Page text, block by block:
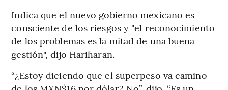
Indica que el nuevo gobierno mexicano es
consciente de los riesgos y "el reconocimiento
de los problemas es la mitad de una buena
gestión", dijo Hariharan.
“¿Estoy diciendo que el superpeso va camino